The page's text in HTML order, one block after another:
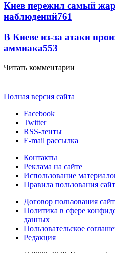
Киев пережил самый
наблюдений761
В Киеве из-за атаки
аммиака553
Читать комментарии
Полная версия сайта
Facebook
Twitter
RSS-ленты
E-mail рассылка
Контакты
Реклама на сайте
Использование
Правила пользования
Договор пользования
Политика в сфере
данных
Пользовательское
Редакция